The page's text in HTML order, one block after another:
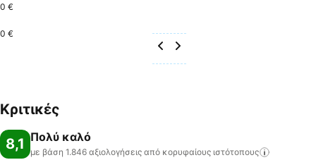
0 €
0 €
Κριτικές
8,1 Πολύ καλό
με βάση 1.846 αξιολογήσεις από κορυφαίους ιστότοπους